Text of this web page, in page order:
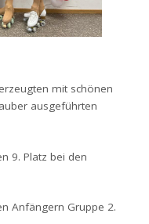
mit schönen
ausgeführten
9. Platz bei den
Anfängern Gruppe 2.